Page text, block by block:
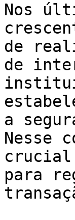
Nos
de
de
a
Nesse
crucial
para